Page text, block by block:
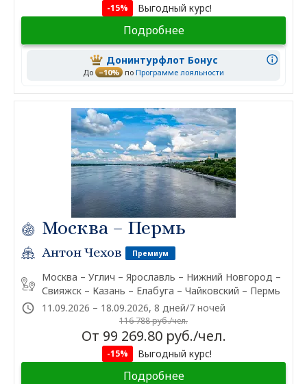
-15% Выгодный курс!
Подробнее
Донинтурфлот Бонус
До –10% по Программе лояльности
Москва – Пермь
Антон Чехов Премиум
Москва – Углич – Ярославль – Нижний Новгород –
Свияжск – Казань – Елабуга – Чайковский – Пермь
11.09.2026 – 18.09.2026, 8 дней/7 ночей
116 788 руб./чел.
От 99 269.80 руб./чел.
-15% Выгодный курс!
Подробнее